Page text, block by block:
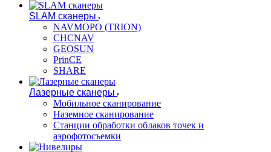
SLAM сканеры
NAVMOPO (TRION)
CHCNAV
GEOSUN
PrinCE
SHARE
Лазерные сканеры
Мобильное сканирование
Наземное сканирование
Станции обработки облаков точек и
аэрофотосъемки